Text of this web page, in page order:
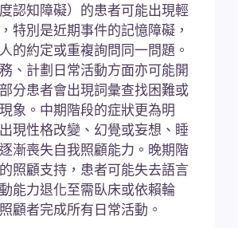
認知障礙）的患者可能出現輕
特別是近期事件的記憶障礙，
的約定或重複詢問同一問題。
、計劃日常活動方面亦可能開
分患者會出現詞彙查找困難或
象。中期階段的症狀更為明
現性格改變、幻覺或妄想、睡
漸喪失自我照顧能力。晚期階
照顧支持，患者可能失去語言
能力退化至需臥床或依賴輪
顧者完成所有日常活動。